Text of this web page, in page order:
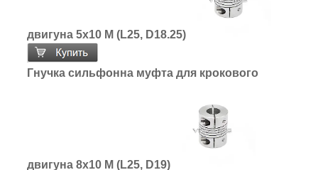
двигуна 5х10 М (L25, D18.25)
Гнучка сильфонна муфта для крокового
двигуна 8х10 М (L25, D19)